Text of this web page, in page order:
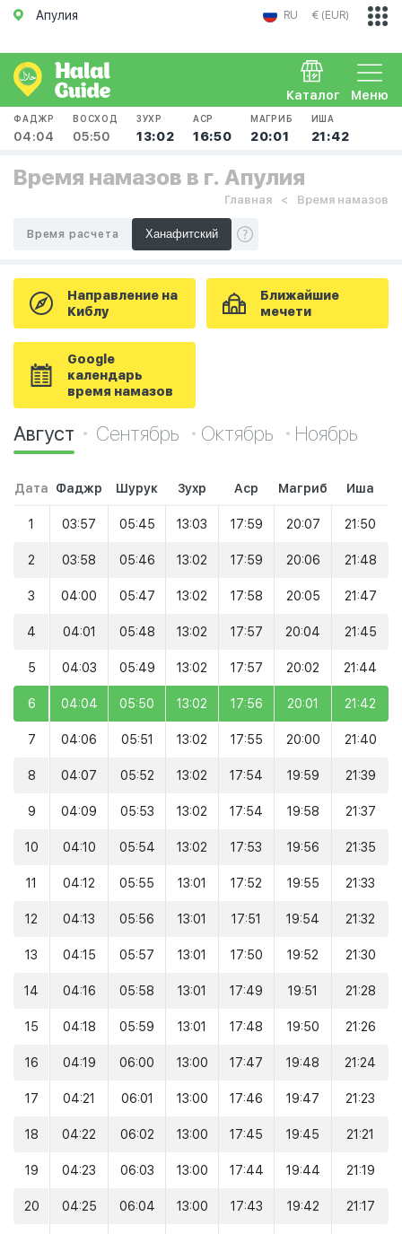
Апулия RU € (EUR)
Меню
Каталог
ФАДЖР
04:04
ВОСХОД
05:50
ЗУХР
13:02
АСР
16:50
МАГРИБ
20:01
ИША
21:42
Время намазов в г. Апулия
Главная Время намазов
Время расчета
Направление на
Киблу
Ближайшие
мечети
Google
календарь
время намазов
Август Сентябрь Октябрь Ноябрь
Дата Фаджр Шурук Зухр Аср Магриб Иша
1 03:57 05:45 13:03 17:59 20:07 21:50
2 03:58 05:46 13:02 17:59 20:06 21:48
3 04:00 05:47 13:02 17:58 20:05 21:47
4 04:01 05:48 13:02 17:57 20:04 21:45
5 04:03 05:49 13:02 17:57 20:02 21:44
6 04:04 05:50 13:02 17:56 20:01 21:42
7 04:06 05:51 13:02 17:55 20:00 21:40
8 04:07 05:52 13:02 17:54 19:59 21:39
9 04:09 05:53 13:02 17:54 19:58 21:37
10 04:10 05:54 13:02 17:53 19:56 21:35
11 04:12 05:55 13:01 17:52 19:55 21:33
12 04:13 05:56 13:01 17:51 19:54 21:32
13 04:15 05:57 13:01 17:50 19:52 21:30
14 04:16 05:58 13:01 17:49 19:51 21:28
15 04:18 05:59 13:01 17:48 19:50 21:26
16 04:19 06:00 13:00 17:47 19:48 21:24
17 04:21 06:01 13:00 17:46 19:47 21:23
18 04:22 06:02 13:00 17:45 19:45 21:21
19 04:23 06:03 13:00 17:44 19:44 21:19
20 04:25 06:04 13:00 17:43 19:42 21:17